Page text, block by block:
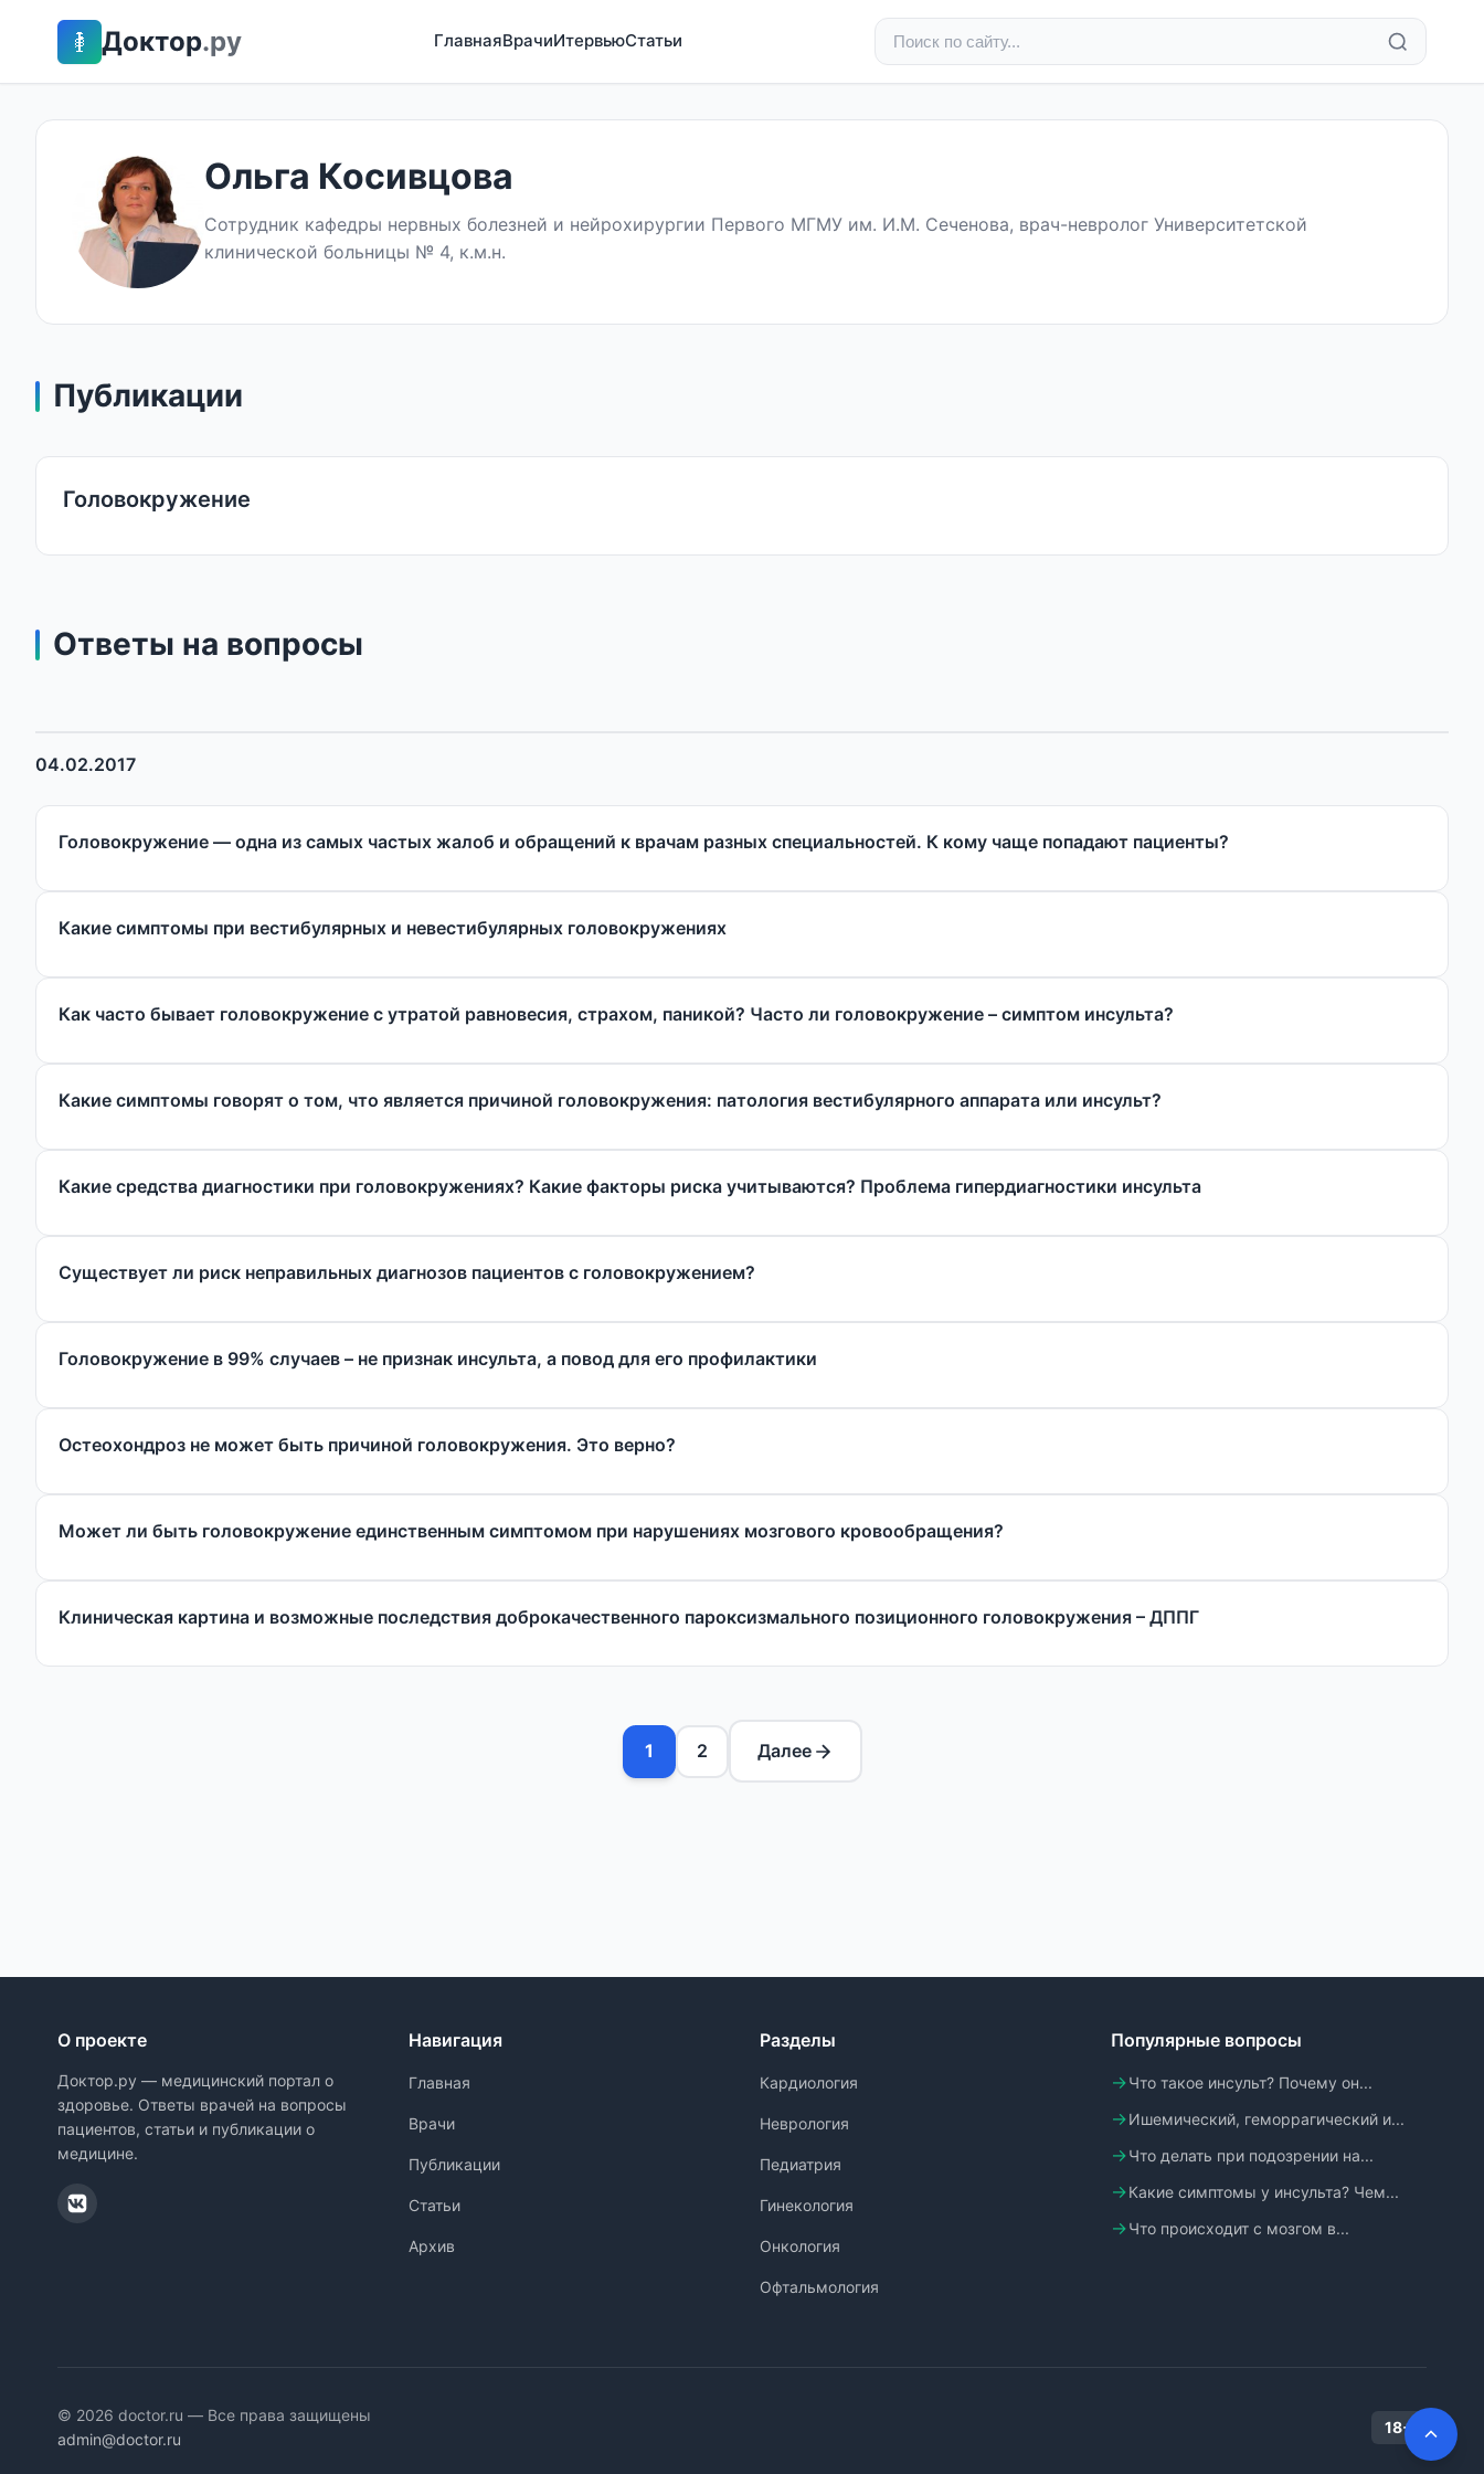
Доктор.ру ГлавнаяВрачиИтервьюСтатьи
Ольга Косивцова
Сотрудник кафедры нервных болезней и нейрохирургии Первого МГМУ им. И.М. Сеченова, врач-невролог Университетской
клинической больницы № 4, к.м.н.
Публикации
Головокружение
Ответы на вопросы
04.02.2017
Головокружение — одна из самых частых жалоб и обращений к врачам разных специальностей. К кому чаще попадают пациенты?
Какие симптомы при вестибулярных и невестибулярных головокружениях
Как часто бывает головокружение с утратой равновесия, страхом, паникой? Часто ли головокружение – симптом инсульта?
Какие симптомы говорят о том, что является причиной головокружения: патология вестибулярного аппарата или инсульт?
Какие средства диагностики при головокружениях? Какие факторы риска учитываются? Проблема гипердиагностики инсульта
Существует ли риск неправильных диагнозов пациентов с головокружением?
Головокружение в 99% случаев – не признак инсульта, а повод для его профилактики
Остеохондроз не может быть причиной головокружения. Это верно?
Может ли быть головокружение единственным симптомом при нарушениях мозгового кровообращения?
Клиническая картина и возможные последствия доброкачественного пароксизмального позиционного головокружения – ДППГ
1 2 Далее
О проекте
Доктор.ру — медицинский портал о
здоровье. Ответы врачей на вопросы
пациентов, статьи и публикации о
медицине.
Навигация
Главная
Врачи
Публикации
Статьи
Архив
Разделы
Кардиология
Неврология
Педиатрия
Гинекология
Онкология
Офтальмология
Популярные вопросы
Что такое инсульт? Почему он...
Ишемический, геморрагический и...
Что делать при подозрении на...
Какие симптомы у инсульта? Чем...
Что происходит с мозгом в...
© 2026 doctor.ru — Все права защищены
admin@doctor.ru
18+